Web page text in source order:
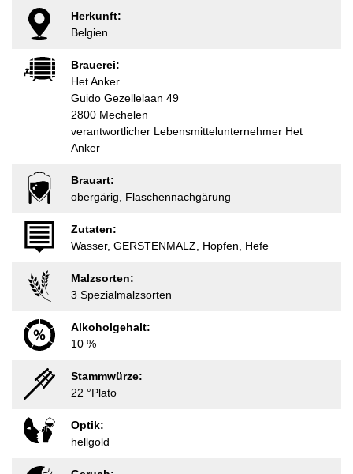
Herkunft:
Belgien
Brauerei:
Het Anker
Guido Gezellelaan 49
2800 Mechelen
verantwortlicher Lebensmittelunternehmer Het
Anker
Brauart:
obergärig, Flaschennachgärung
Zutaten:
Wasser, GERSTENMALZ, Hopfen, Hefe
Malzsorten:
3 Spezialmalzsorten
Alkoholgehalt:
10 %
Stammwürze:
22 °Plato
Optik:
hellgold